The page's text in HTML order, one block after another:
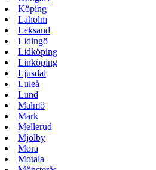
Köping
Laholm
Leksand
Lidingö
Lidköping
Linköping
Ljusdal
Luleå
Lund
Malmö
Mark
Mellerud
Mjölby
Mora
Motala